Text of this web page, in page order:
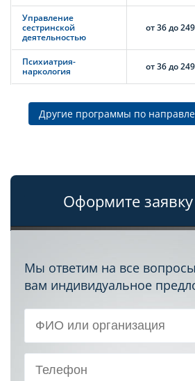
Управление
сестринской
деятельностью
от 36 до 249
Психиатрия-
наркология
от 36 до 249
Другие программы по
Оформите
Мы ответим на все
вам индивидуальное